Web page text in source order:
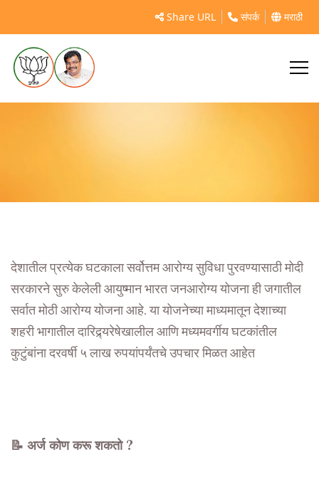
Share URL संपर्क मराठी
आयुष्मान भारत जनआरोग्य योजना (शहरी)
देशातील प्रत्येक घटकाला सर्वोत्तम आरोग्य सुविधा पुरवण्यासाठी मोदी
सरकारने सुरु केलेली आयुष्मान भारत जनआरोग्य योजना ही जगातील
सर्वात मोठी आरोग्य योजना आहे. या योजनेच्या माध्यमातून देशाच्या
शहरी भागातील दारिद्र्यरेषेखालील आणि मध्यमवर्गीय घटकांतील
कुटुंबांना दरवर्षी ५ लाख रुपयांपर्यंतचे उपचार मिळत आहेत
📝 अर्ज कोण करू शकतो ?